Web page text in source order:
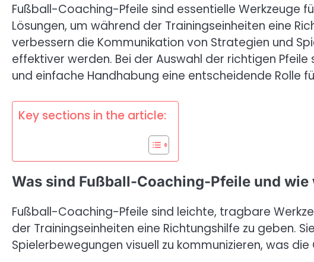
Fußball-Coaching-Pfeile sind essentielle Werkzeuge
Lösungen, um während der Trainingseinheiten eine
verbessern die Kommunikation von Strategien und
effektiver werden. Bei der Auswahl der richtigen
und einfache Handhabung eine entscheidende Rolle
Key sections in the article:
Was sind Fußball-Coaching-Pfeile und
Fußball-Coaching-Pfeile sind leichte, tragbare
der Trainingseinheiten eine Richtungshilfe zu geben.
Spielerbewegungen visuell zu kommunizieren, was